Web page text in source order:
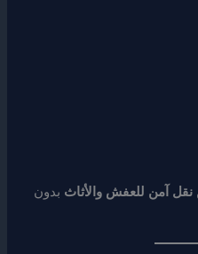
نقل آمن للعفش والأثاث بدون